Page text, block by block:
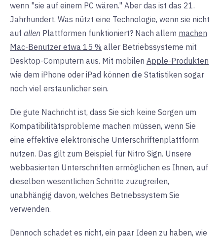
wenn "sie auf einem PC wären." Aber das ist das 21.
Jahrhundert. Was nützt eine Technologie, wenn sie nicht
auf allen Plattformen funktioniert? Nach allem machen
Mac-Benutzer etwa 15 % aller Betriebssysteme mit
Desktop-Computern aus. Mit mobilen Apple-Produkten
wie dem iPhone oder iPad können die Statistiken sogar
noch viel erstaunlicher sein.
Die gute Nachricht ist, dass Sie sich keine Sorgen um
Kompatibilitätsprobleme machen müssen, wenn Sie
eine effektive elektronische Unterschriftenplattform
nutzen. Das gilt zum Beispiel für Nitro Sign. Unsere
webbasierten Unterschriften ermöglichen es Ihnen, auf
dieselben wesentlichen Schritte zuzugreifen,
unabhängig davon, welches Betriebssystem Sie
verwenden.
Dennoch schadet es nicht, ein paar Ideen zu haben, wie